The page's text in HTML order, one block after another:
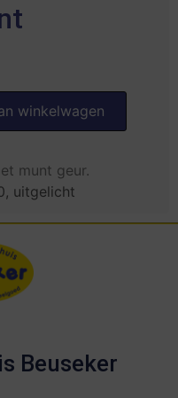
winkelwagen
munt geur.
, uitgelicht
Beuseker